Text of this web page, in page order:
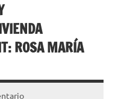
ROSA MARÍA